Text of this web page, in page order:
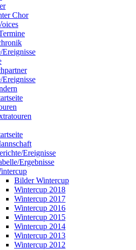
Chor
Ereignisse
Ereignisse
Ereignisse
Ergebnisse
Bilder Wintercup
Wintercup 2018
Wintercup 2017
Wintercup 2016
Wintercup 2015
Wintercup 2014
Wintercup 2013
Wintercup 2012